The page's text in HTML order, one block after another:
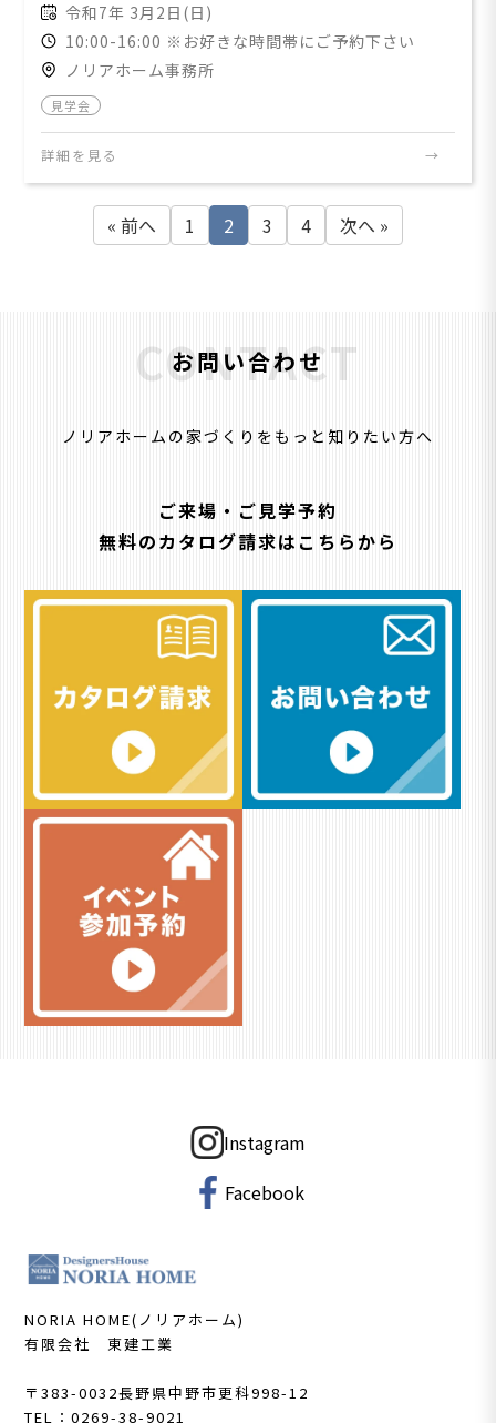
令和7年 3月2日(日)
10:00-16:00 ※お好きな時間帯にご予約下さい
ノリアホーム事務所
見学会
詳細を見る
« 前へ 1 2 3 4 次へ »
お問い合わせ
CONTACT
ノリアホームの家づくりをもっと知りたい方へ
ご来場・ご見学予約
無料のカタログ請求はこちらから
Instagram
Facebook
NORIA HOME(ノリアホーム)
有限会社 東建工業
〒383-0032長野県中野市更科998-12
TEL：0269-38-9021